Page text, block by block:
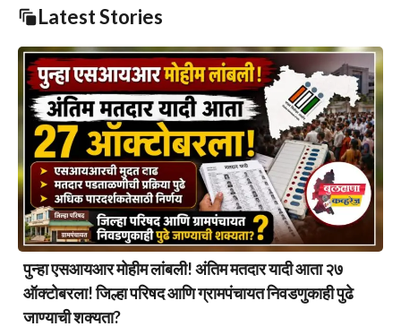
Latest Stories
पुन्हा एसआयआर मोहीम लांबली! अंतिम मतदार यादी आता २७
ऑक्टोबरला! जिल्हा परिषद आणि ग्रामपंचायत निवडणुकाही पुढे
जाण्याची शक्यता?